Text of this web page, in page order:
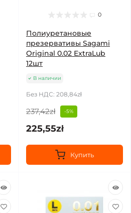
0
Полиуретановые
презервативы Sagami
Original 0.02 ExtraLub
12шт
В наличии
Без НДС: 208,84zł
237,42zł -5%
225,55zł
Купить